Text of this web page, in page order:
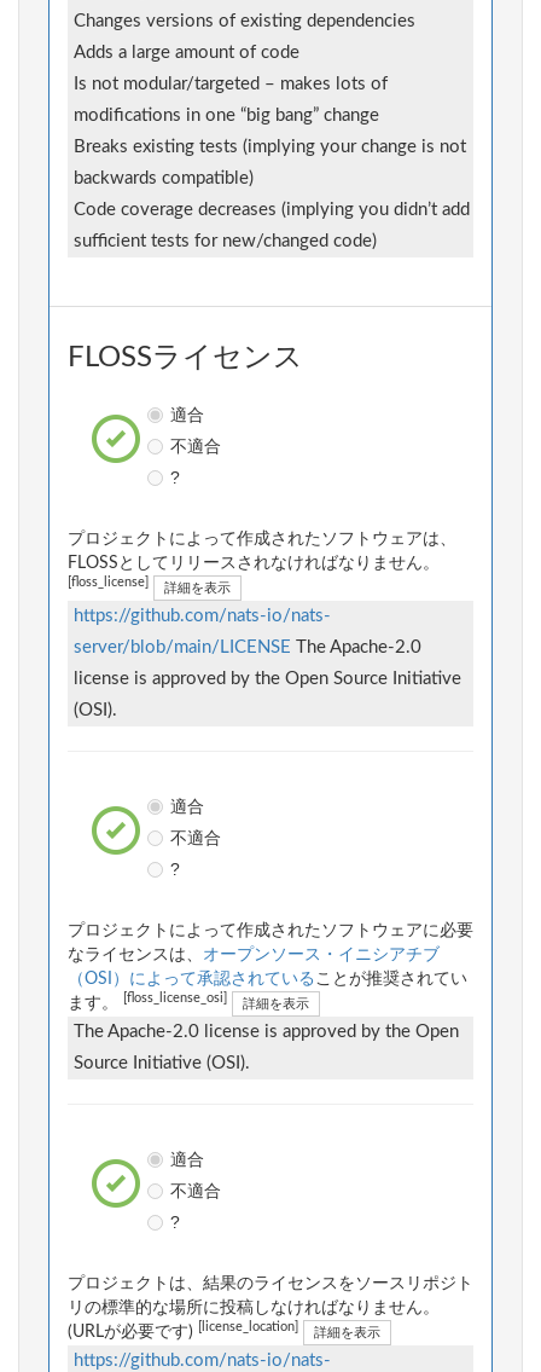
Changes versions of existing dependencies
Adds a large amount of code
Is not modular/targeted – makes lots of
modifications in one “big bang” change
Breaks existing tests (implying your change is not
backwards compatible)
Code coverage decreases (implying you didn’t add
sufficient tests for new/changed code)
FLOSSライセンス
適合
不適合
?
プロジェクトによって作成されたソフトウェアは、
FLOSSとしてリリースされなければなりません。
[floss_license] 詳細を表示
https://github.com/nats-io/nats-
server/blob/main/LICENSE
The Apache-2.0
license is approved by the Open Source Initiative
(OSI).
適合
不適合
?
プロジェクトによって作成されたソフトウェアに必要
なライセンスは、 オープンソース・イニシアチブ
（OSI）によって承認されている ことが推奨されてい
ます。
[floss_license_osi] 詳細を表示
The Apache-2.0 license is approved by the Open
Source Initiative (OSI).
適合
不適合
?
プロジェクトは、結果のライセンスをソースリポジト
リの標準的な場所に投稿しなければなりません。
(URLが必要です)
[license_location] 詳細を表示
https://github.com/nats-io/nats-